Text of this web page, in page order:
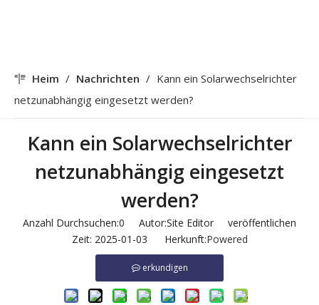
Heim / Nachrichten / Kann ein Solarwechselrichter
netzunabhängig eingesetzt werden?
Kann ein Solarwechselrichter
netzunabhängig eingesetzt
werden?
Anzahl Durchsuchen:0 Autor:Site Editor veröffentlichen
Zeit: 2025-01-03 Herkunft:Powered
erkundigen